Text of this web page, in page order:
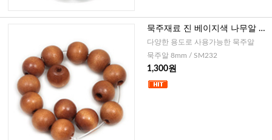
묵주재료 진 베이지색 나무알 8
mm - 30개
다양한 용도로 사용가능한 묵주알
묵주알 8mm / SM232
1,300원